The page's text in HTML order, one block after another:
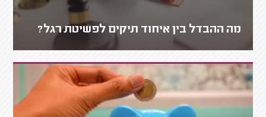
מה ההבדל בין איחוד תיקים לפשיטת רגל?